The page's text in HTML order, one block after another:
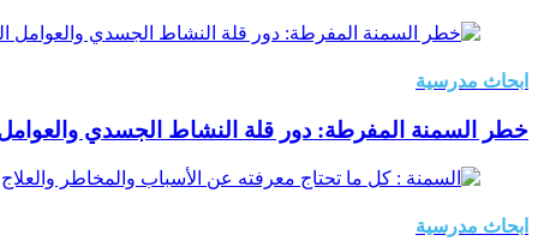
ابحاث مدرسية
خطر السمنة المفرطة: دور قلة النشاط الجسدي والعوامل
ابحاث مدرسية